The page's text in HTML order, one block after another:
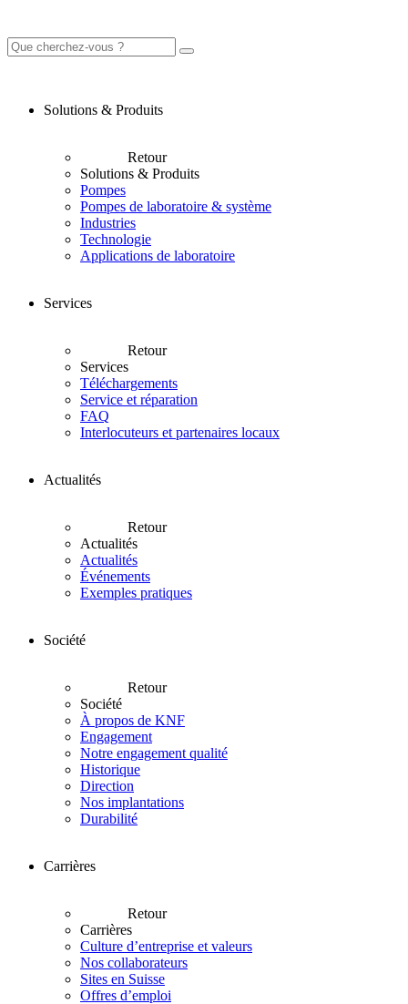
Solutions & Produits
Retour
Solutions & Produits
Pompes
Pompes de laboratoire & système
Industries
Technologie
Applications de laboratoire
Services
Retour
Services
Téléchargements
Service et réparation
FAQ
Interlocuteurs et partenaires locaux
Actualités
Retour
Actualités
Actualités
Événements
Exemples pratiques
Société
Retour
Société
À propos de KNF
Engagement
Notre engagement qualité
Historique
Direction
Nos implantations
Durabilité
Carrières
Retour
Carrières
Culture d’entreprise et valeurs
Nos collaborateurs
Sites en Suisse
Offres d’emploi